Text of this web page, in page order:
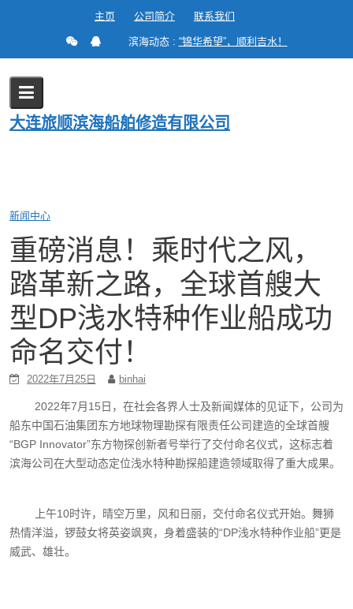
主页 公司简介 联系我们
滨海动态 : “锦华希望”，顺利吉水！
大连旅顺滨海船舶修造有限公司
Blog
重磅消息！乘时代之风，踏革新之路，全球首艘大型DP浅水特种作业
新闻中心
重磅消息！乘时代之风，
踏革新之路，全球首艘大
型DP浅水特种作业船成功
命名交付！
2022年7月25日 binhai
2022年7月15日，在社会各界人士及新闻媒体的见证下，公司为
船东中国石油集团东方地球物理勘探有限责任公司建造的全球首艘
“BGP Innovator”东方物探创新者号举行了交付命名仪式，这标志着
滨海公司在大型动态定位浅水特种勘探船建造领域取得了重大成果。
上午10时许，晴空万里，风和日丽，交付命名仪式开始。舞狮
热情洋溢，锣鼓女将英姿飒爽，身着盛装的“DP浅水特种作业船”更是
威武、雄壮。